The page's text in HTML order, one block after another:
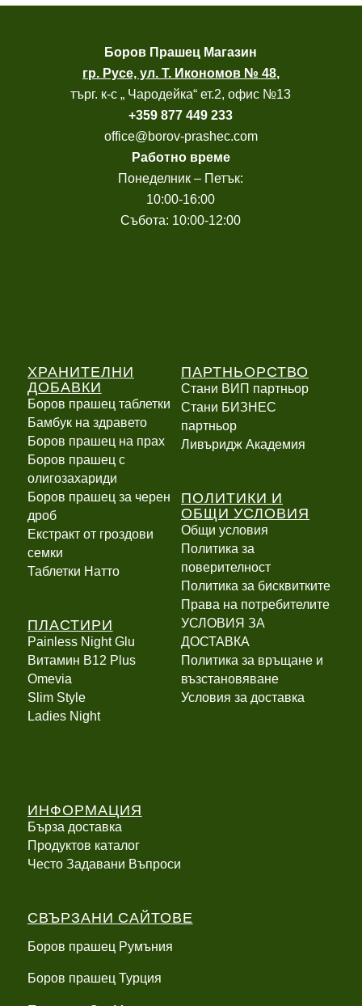
Боров Прашец Магазин
гр. Русе, ул. Т. Икономов № 48,
търг. к-с „ Чародейка“ ет.2, офис №13
+359 877 449 233
office@borov-prashec.com
Работно време
Понеделник – Петък:
10:00-16:00
Събота: 10:00-12:00
ХРАНИТЕЛНИ
ДОБАВКИ
Боров прашец таблетки
Бамбук на здравето
Боров прашец на прах
Боров прашец с
олигозахариди
Боров прашец за черен
дроб
Екстракт от гроздови
семки
Таблетки Натто
ПЛАСТИРИ
Painless Night Glu
Витамин B12 Plus
Оmevia
Slim Style
Ladies Night
ПАРТНЬОРСТВО
Стани ВИП партньор
Стани БИЗНЕС
партньор
Ливъридж Академия
ПОЛИТИКИ И
ОБЩИ УСЛОВИЯ
Общи условия
Политика за
поверителност
Политика за бисквитките
Права на потребителите
УСЛОВИЯ ЗА
ДОСТАВКА
Политика за връщане и
възстановяване
Условия за доставка
ИНФОРМАЦИЯ
Бърза доставка
Продуктов каталог
Често Задавани Въпроси
СВЪРЗАНИ САЙТОВЕ
Боров прашец Румъния
Боров прашец Турция